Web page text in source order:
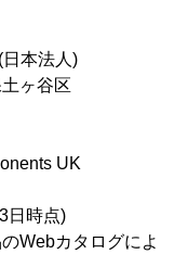
本法人)
ヶ谷区
UK
日時点)
Webカタログによ